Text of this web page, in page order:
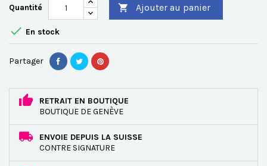
Quantité  Ajouter au panier
 En stock
Partager
RETRAIT EN BOUTIQUE
BOUTIQUE DE GENÈVE
ENVOIE DEPUIS LA SUISSE
CONTRE SIGNATURE